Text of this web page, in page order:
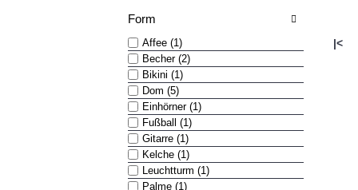
Form
Affee (1)
Becher (2)
Bikini (1)
Dom (5)
Einhörner (1)
Fußball (1)
Gitarre (1)
Kelche (1)
Leuchtturm (1)
Palme (1)
|<